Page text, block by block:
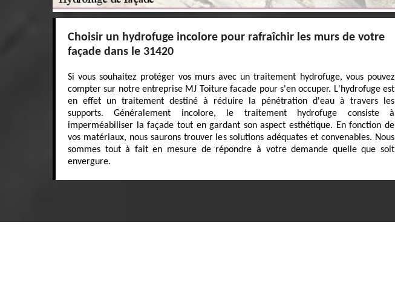
Choisir un hydrofuge incolore pour rafraîchir les murs de votre
façade dans le 31420
Si vous souhaitez protéger vos murs avec un traitement hydrofuge, vous pouvez
compter sur notre entreprise MJ Toiture facade pour s'en occuper. L'hydrofuge est
en effet un traitement destiné à réduire la pénétration d'eau à travers les
supports. Généralement incolore, le traitement hydrofuge consiste à
imperméabiliser la façade tout en gardant son aspect esthétique. En fonction de
vos matériaux, nous saurons trouver les solutions adéquates et convenables. Nous
sommes tout à fait en mesure de répondre à votre demande quelle que soit
envergure.